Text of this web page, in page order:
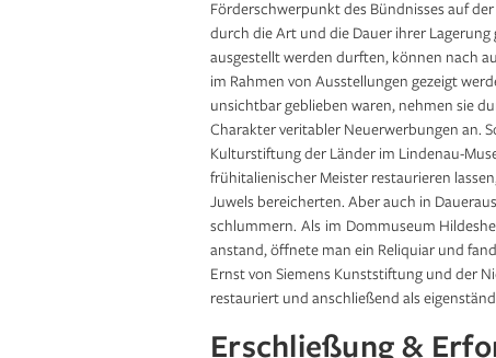
Michael Conrad Hirt zugeschrieben,
Heinrich Retzlow (unrestaurierter Zustand),
Marienkirche, Berlin. Die Restaurierung
Kulturstiftung der Länder gefördert © St.
Förderschwerpunkt des Bündnisses auf
durch die Art und die Dauer ihrer
ausgestellt werden durften, können nach
im Rahmen von Aus­stellungen gezeigt
unsichtbar geblieben waren, nehmen sie
Charakter veritabler Neuerwerbungen an.
Kulturstiftung der Länder im Lindenau-
frühitalienischer Meister restaurieren
Juwels be­reicherten. Aber auch in
schlummern. Als im Dommuseum
anstand, öffnete man ein Reliquiar und
Ernst von Siemens Kunststiftung und der
restauriert und anschließend als
Erschließung &